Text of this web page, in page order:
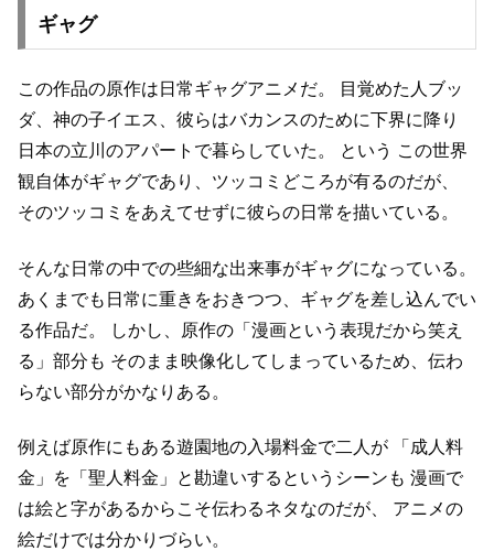
ギャグ
この作品の原作は日常ギャグアニメだ。
目覚めた人ブッ
ダ、神の子イエス、彼らはバカンスのために下界に降り
日本の立川のアパートで暮らしていた。 という この世界
観自体がギャグであり、ツッコミどころが有るのだが、
そのツッコミをあえてせずに彼らの日常を描いている。
そんな日常の中での些細な出来事がギャグになっている。
あくまでも日常に重きをおきつつ、ギャグを差し込んでい
る作品だ。
しかし、原作の「漫画という表現だから笑え
る」部分も そのまま映像化してしまっているため、伝わ
らない部分がかなりある。
例えば原作にもある遊園地の入場料金で二人が 「成人料
金」を「聖人料金」と勘違いするというシーンも 漫画で
は絵と字があるからこそ伝わるネタなのだが、
アニメの
絵だけでは分かりづらい。